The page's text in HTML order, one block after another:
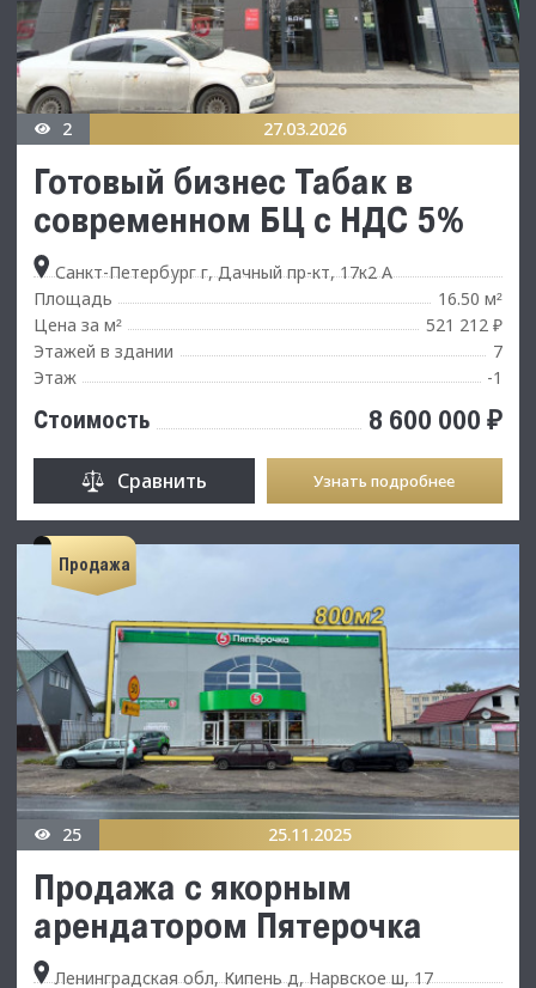
2 27.03.2026
Готовый бизнес Табак в
современном БЦ с НДС 5%
Санкт-Петербург г, Дачный пр-кт, 17к2 А
Площадь
16.50 м²
Цена за м²
521 212 ₽
Этажей в здании
7
Этаж
-1
Стоимость 8 600 000 ₽
Сравнить Узнать подробнее
Продажа
25 25.11.2025
Продажа с якорным
арендатором Пятерочка
Ленинградская обл, Кипень д, Нарвское ш, 17